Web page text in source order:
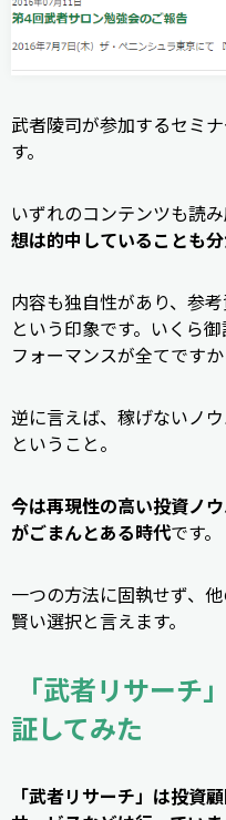
武者陵司が参加するセミ
す。
いずれのコンテンツも読み
想は的中していることも分
内容も独自性があり、参
という印象です。いくら
フォーマンスが全てですか
逆に言えば、稼げないノ
ということ。
今は再現性の高い投資ノ
がごまんとある時代です。
一つの方法に固執せず、
賢い選択と言えます。
「武者リサーチ
証してみた
「武者リサーチ」は投資